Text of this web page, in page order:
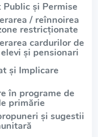
și Permise
/ reînnoirea
restricționate
cardurilor de
și pensionari
și Implicare
în programe de
primărie
și sugestii